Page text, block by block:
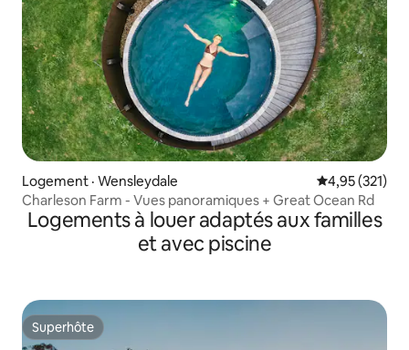
Logement · Wensleydale Note
4,95 (321)
Charleson Farm - Vues panoramiques + Great Ocean Rd
Logements à louer adaptés aux familles
et avec piscine
Superhôte
Superhôte